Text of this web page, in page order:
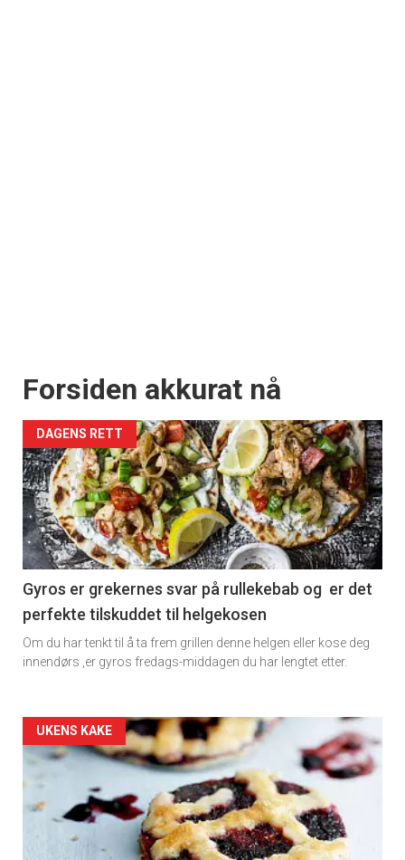
Forsiden akkurat nå
DAGENS RETT
Gyros er grekernes svar på rullekebab og er det
perfekte tilskuddet til helgekosen
Om du har tenkt til å ta frem grillen denne helgen eller kose deg
innendørs ,er gyros fredags-middagen du har lengtet etter.
Forsiden
akkurat
nå
UKENS KAKE